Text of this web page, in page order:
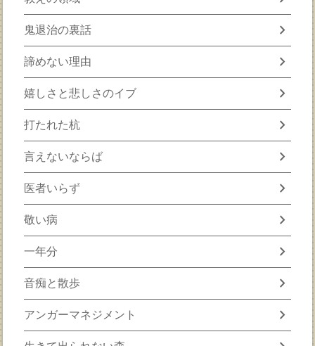
鬼退治の裏話 chevron_right
諦めない理由 chevron_right
嬉しさと悲しさのイブ chevron_right
打たれた杭 chevron_right
言えないならば chevron_right
医者いらず chevron_right
敬い病 chevron_right
一年分 chevron_right
音痴と散歩 chevron_right
アンガーマネジメント chevron_right